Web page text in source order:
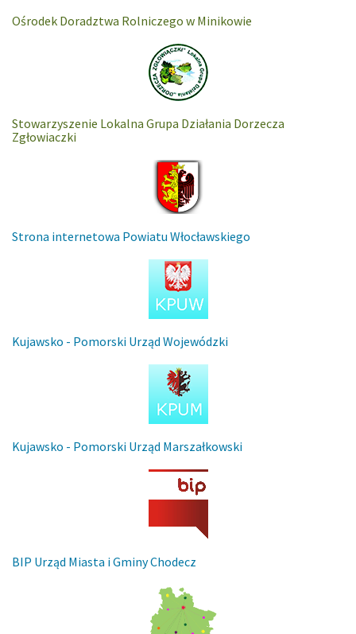
Ośrodek Doradztwa Rolniczego w Minikowie
Stowarzyszenie Lokalna Grupa Działania Dorzecza
Zgłowiaczki
Strona internetowa Powiatu Włocławskiego
Kujawsko - Pomorski Urząd Wojewódzki
Kujawsko - Pomorski Urząd Marszałkowski
BIP Urząd Miasta i Gminy Chodecz